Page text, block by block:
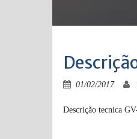
01/02/2017
Descrição tecnica